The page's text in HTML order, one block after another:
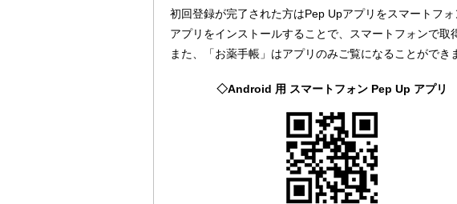
初回登録が完了された方はPep Upアプリをスマートフ
アプリをインストールすることで、スマートフォンで取
また、「お薬手帳」はアプリのみご覧になることができ
◇Android 用 スマートフォン Pep Up アプリ